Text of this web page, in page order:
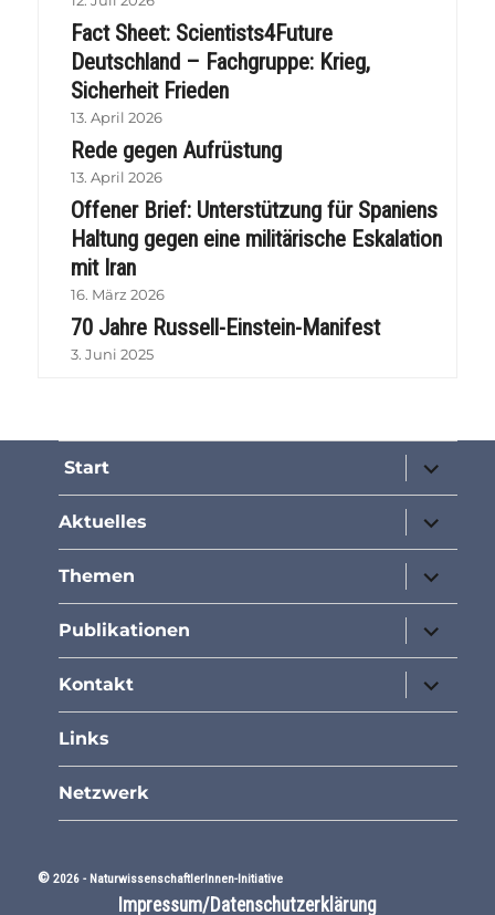
Fact Sheet: Scientists4Future
Deutschland – Fachgruppe: Krieg,
Sicherheit Frieden
13. April 2026
Rede gegen Aufrüstung
13. April 2026
Offener Brief: Unterstützung für Spaniens
Haltung gegen eine militärische Eskalation
mit Iran
16. März 2026
70 Jahre Russell-Einstein-Manifest
3. Juni 2025
Start
öffnen
Aktuelles
öffnen
Themen
öffnen
Publikationen
öffnen
Kontakt
öffnen
Links
Netzwerk
©2026 - NaturwissenschaftlerInnen-Initiative
Impressum/Datenschutzerklärung